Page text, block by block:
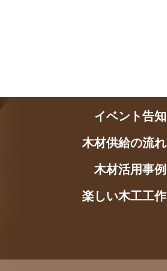
イベント告知
木材供給の流れ
木材活用事例
楽しい木工工作